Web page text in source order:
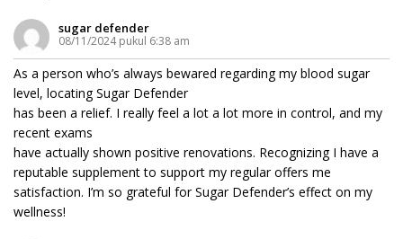
sugar defender
08/11/2024 pukul 6:38 am
As a person who’s always bewared regarding my blood sugar
level, locating Sugar Defender
has been a relief. I really feel a lot a lot more in control, and my
recent exams
have actually shown positive renovations. Recognizing I have a
reputable supplement to support my regular offers me
satisfaction. I’m so grateful for Sugar Defender’s effect on my
wellness!